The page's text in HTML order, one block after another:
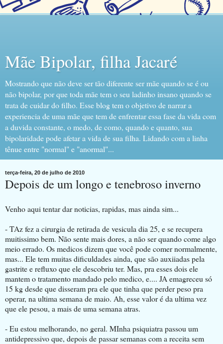
Mãe Bipolar, filha Jacaré
Mostrando que não deve ser tão diferente ser mãe quando se é ou
não bipolar, por que toda mãe tem o seu ladinho insano quando se
trata de cuidar do filho. Esse blog tem o objetivo de narrar a
experiencia de uma mãe que tem de enfrentar essa fase da vida com
a duvida constante, o medo, de como, quando e quanto, sua
bipolaridade pode afetar a vida de sua filha. Lidando com a linha
tênue entre "normal" e "anormal"...
terça-feira, 20 de julho de 2010
Depois de um longo e tenebroso inverno
Venho aqui tentar dar noticias, rapidas, mas ainda sim...
- TAz fez a cirurgia de retirada de vesicula dia 25, e se recupera
muitissimo bem. Não sente mais dores, a não ser quando come algo
meio errado. Os medicos dizem que você pode comer normalmente,
mas... Ele tem muitas dificuldades ainda, que são auxiiadas pela
gastrite e refluxo que ele descobriu ter. Mas, pra esses dois ele
mantem o tratamento mandado pelo medico, e.... JA emagreceu só
15 kg desde que disseram pra ele que tinha que perder peso pra
operar, na ultima semana de maio. Ah, esse valor é da ultima vez
que ele pesou, a mais de uma semana atras.
- Eu estou melhorando, no geral. MInha psiquiatra passou um
antidepressivo que, depois de passar semanas com a receita sem